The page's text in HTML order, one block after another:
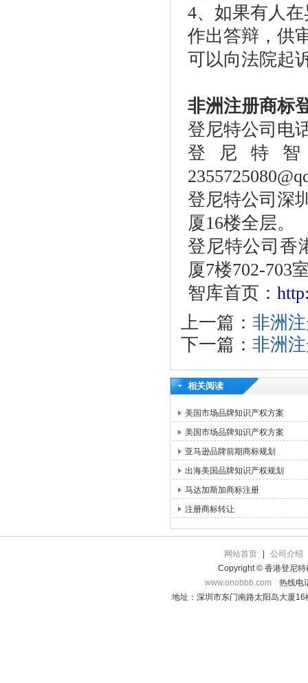
4、如果有人
作出答辩，供
可以向法院起
非洲注册商标
登尼特公司电
登尼特
登尼特公司深
厦16楼全层。
登尼特公司香
厦7楼702-703
智库首页：
上一篇： 非洲
下一篇： 非洲
相关阅读
美国市场品牌知识产权方案
美国市场品牌知识产权方案
亚马逊品牌前期商标规划
出海美国品牌知识产权规划
马达加斯加商标注册
注册商标转让
网站首页
公司介绍
Copyright © 香港登尼特
www.onobbb.com
热线电
地址：深圳市东门南路太阳岛大厦